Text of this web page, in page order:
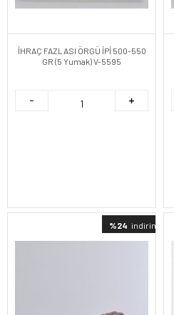
İHRAÇ FAZLASI ÖRGÜ İPİ 500-550
GR (5 Yumak) V-5595
%24 indirimli